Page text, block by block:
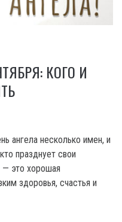
КОГО И
ангела несколько имен, и
празднует свои
— это хорошая
здоровья, счастья и